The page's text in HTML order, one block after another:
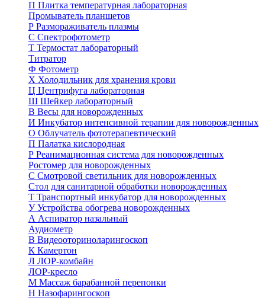
П Плитка температурная лабораторная
Промыватель планшетов
Р Размораживатель плазмы
С Спектрофотометр
Т Термостат лабораторный
Титратор
Ф Фотометр
Х Холодильник для хранения крови
Ц Центрифуга лабораторная
Ш Шейкер лабораторный
В Весы для новорожденных
И Инкубатор интенсивной терапии для новорожденных
О Облучатель фототерапевтический
П Палатка кислородная
Р Реанимационная система для новорожденных
Ростомер для новорожденных
С Смотровой светильник для новорожденных
Стол для санитарной обработки новорожденных
Т Транспортный инкубатор для новорожденных
УУстройства обогрева новорожденных
А Аспиратор назальный
Аудиометр
В Видеооториноларингоскоп
К Камертон
Л ЛОР-комбайн
ЛОР-кресло
М Массаж барабанной перепонки
Н Назофарингоскоп